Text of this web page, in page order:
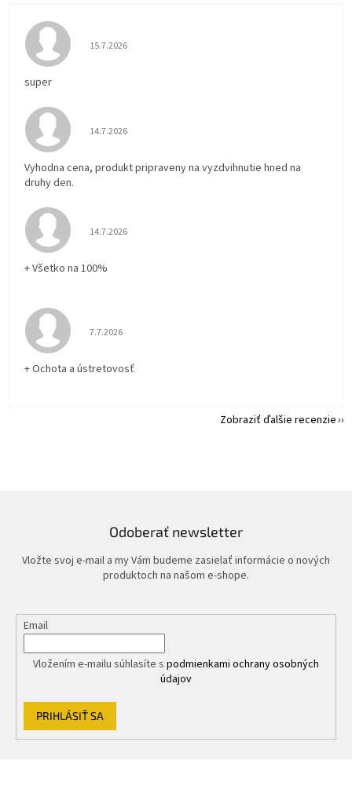
Hodnotenie obchodu je 5 z 5 hviezdičiek.
15.7.2026
super
Hodnotenie obchodu je 5 z 5 hviezdičiek.
14.7.2026
Vyhodna cena, produkt pripraveny na vyzdvihnutie hned na
druhy den.
Hodnotenie obchodu je 5 z 5 hviezdičiek.
14.7.2026
+ Všetko na 100%
Hodnotenie obchodu je 5 z 5 hviezdičiek.
7.7.2026
+ Ochota a ústretovosť
Zobraziť ďalšie recenzie
Odoberať newsletter
Vložte svoj e-mail a my Vám budeme zasielať informácie o nových
produktoch na našom e-shope.
Email
Vložením e-mailu súhlasíte s podmienkami ochrany osobných
údajov
PRIHLÁSIŤ SA